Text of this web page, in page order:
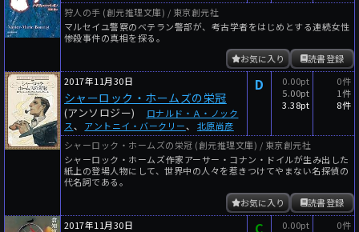
狩人の手 (創元推理文庫) / 東京創元社
マルセイユ警察のベテラン警部が、考古学者をはじめとする連続女性
惨殺事件の真相を探る。
読書登録
お気に入り
2017年11月30日
シャーロック・ホームズの栄冠
(アンソロジー)
ロナルド・Ａ・ノック
ス、 アントニイ・バークリー、 北原尚彦
D
0.00pt
5.00pt
3.38pt
0件
1件
8件
シャーロック・ホームズの栄冠 (創元推理文庫) / 東京創元社
シャーロック・ホームズ――作家アーサー・コナン・ドイルが生み出した
紙上の登場人物にして、世界中の人々を惹きつけてやまない名探偵の
代名詞である。
読書登録
お気に入り
2017年11月30日
C
0.00pt
0件